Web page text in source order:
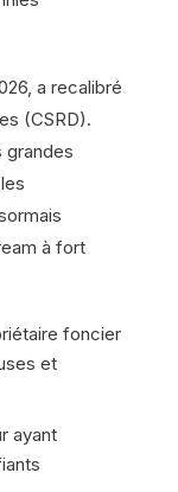
a recalibré
(CSRD).
grandes
à fort
foncier
et
ayant